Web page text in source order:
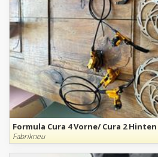
Formula Cura 4 Vorne/ Cura 2 Hinten
Fabrikneu